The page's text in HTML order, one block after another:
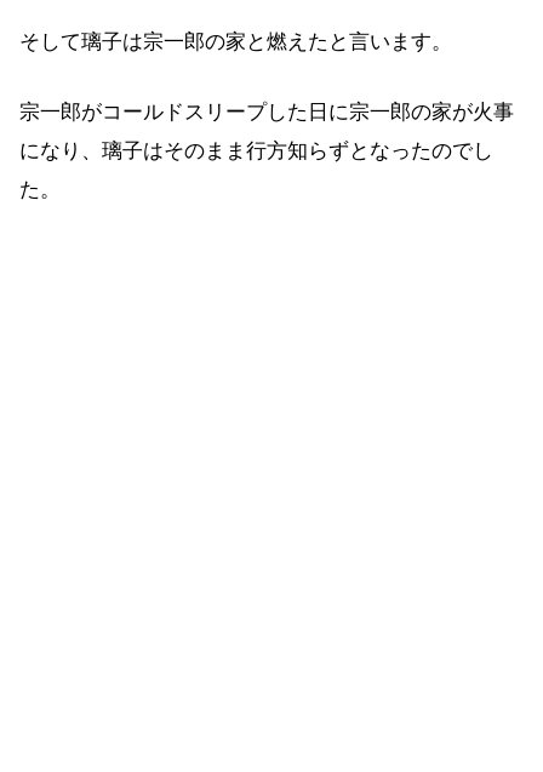
そして璃子は宗一郎の家と燃えたと言います。
宗一郎がコールドスリープした日に宗一郎の家が火事
になり、璃子はそのまま行方知らずとなったのでし
た。